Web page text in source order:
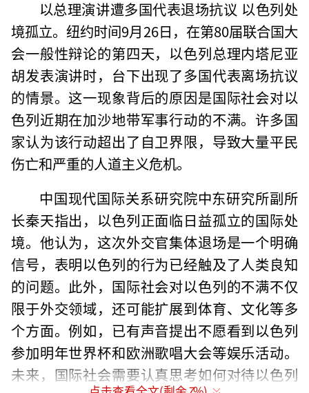
以总理演讲遭多国代表退场抗议 以色列处
境孤立。纽约时间9月26日，在第80届联合国大
会一般性辩论的第四天，以色列总理内塔尼亚
胡发表演讲时，台下出现了多国代表离场抗议
的情景。这一现象背后的原因是国际社会对以
色列近期在加沙地带军事行动的不满。许多国
家认为该行动超出了自卫界限，导致大量平民
伤亡和严重的人道主义危机。
中国现代国际关系研究院中东研究所副所
长秦天指出，以色列正面临日益孤立的国际处
境。他认为，这次外交官集体退场是一个明确
信号，表明以色列的行为已经触及了人类良知
的问题。此外，国际社会对以色列的不满不仅
限于外交领域，还可能扩展到体育、文化等多
个方面。例如，已有声音提出不愿看到以色列
参加明年世界杯和欧洲歌唱大会等娱乐活动。
未来，国际社会需要认真思考如何对待以色列